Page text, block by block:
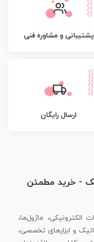
پشتیبانی و مشاوره فنی
ارسال رایگان
- خرید مطمئن
الکترونیکی، ماژول‌ها،
و ابزارهای تخصصی،